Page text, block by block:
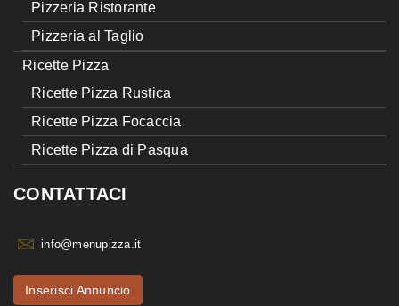
Pizzeria Ristorante
Pizzeria al Taglio
Ricette Pizza
Ricette Pizza Rustica
Ricette Pizza Focaccia
Ricette Pizza di Pasqua
CONTATTACI
info@menupizza.it
Inserisci Annuncio